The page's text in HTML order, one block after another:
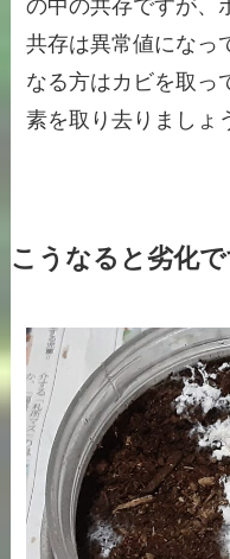
の中の共存ですが、
共存は異常値になっ
なる方はカビを取っ
素を取り去りましょ
こうなると劣化